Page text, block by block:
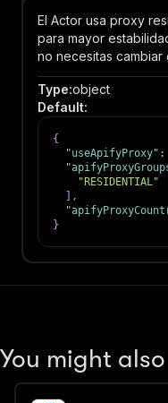
El Actor usa proxy
para mayor
no necesitas cambiar
Type:object
Default:
{
"useApifyProxy" :
"RESIDENTIAL"
,
}
You might